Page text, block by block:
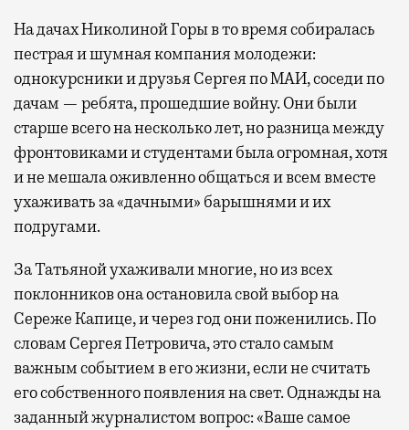
На дачах Николиной Горы в то время собиралась
пестрая и шумная компания молодежи:
однокурсники и друзья Сергея по МАИ, соседи по
дачам — ребята, прошедшие войну. Они были
старше всего на несколько лет, но разница между
фронтовиками и студентами была огромная, хотя
и не мешала оживленно общаться и всем вместе
ухаживать за «дачными» барышнями и их
подругами.
За Татьяной ухаживали многие, но из всех
поклонников она остановила свой выбор на
Сереже Капице, и через год они поженились. По
словам Сергея Петровича, это стало самым
важным событием в его жизни, если не считать
его собственного появления на свет. Однажды на
заданный журналистом вопрос: «Ваше самое